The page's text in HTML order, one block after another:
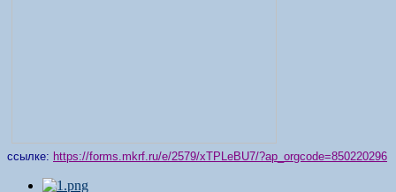
ссылке: https://forms.mkrf.ru/e/2579/xTPLeBU7/?ap_orgcode=850220296